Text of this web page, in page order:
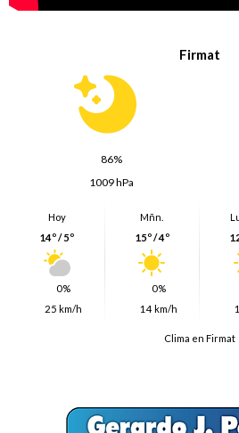
Firmat
86%
1009 hPa
Hoy
14º / 5º
0%
25 km/h
Mñn.
15º / 4º
0%
14 km/h
Clima en Firmat